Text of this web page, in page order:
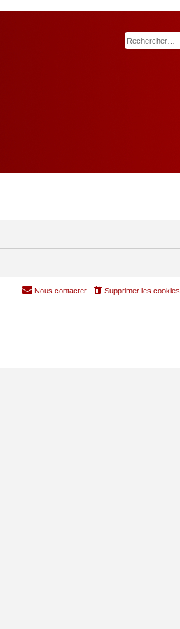
Supprimer les cookies
Nous contacter